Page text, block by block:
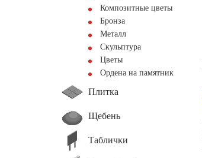
Композитные цветы
Бронза
Металл
Скульптура
Цветы
Ордена на памятник
Плитка
Щебень
Таблички